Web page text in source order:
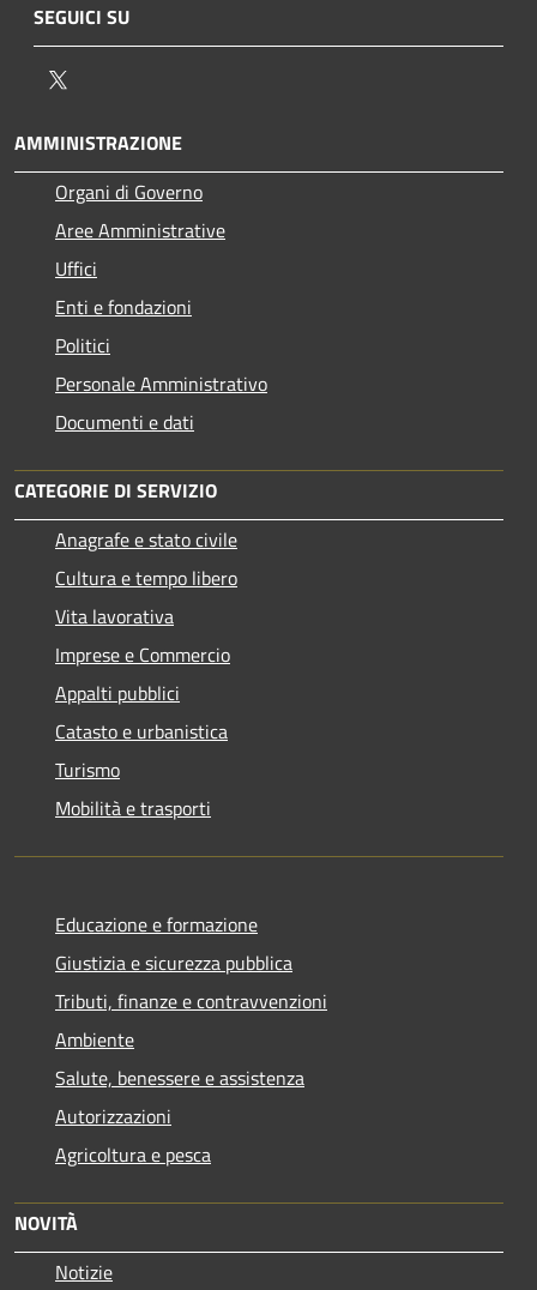
SEGUICI SU
AMMINISTRAZIONE
Organi di Governo
Aree Amministrative
Uffici
Enti e fondazioni
Politici
Personale Amministrativo
Documenti e dati
CATEGORIE DI SERVIZIO
Anagrafe e stato civile
Cultura e tempo libero
Vita lavorativa
Imprese e Commercio
Appalti pubblici
Catasto e urbanistica
Turismo
Mobilità e trasporti
Educazione e formazione
Giustizia e sicurezza pubblica
Tributi, finanze e contravvenzioni
Ambiente
Salute, benessere e assistenza
Autorizzazioni
Agricoltura e pesca
NOVITÀ
Notizie